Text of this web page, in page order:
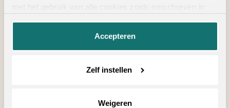
Accepteren
Zelf instellen
Weigeren
ALTIJD IN DE BUURT
Vind een verkooppunt